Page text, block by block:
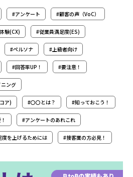
#アンケート #顧客の声（VoC）
験(CX) #従業員満足度(ES)
#ペルソナ #上級者向け
#回答率UP！ #要注意！
ング
ア) #〇〇とは？ #知っておこう！
#アンケートのあれこれ
度を上げるためには #接客業の方必見！